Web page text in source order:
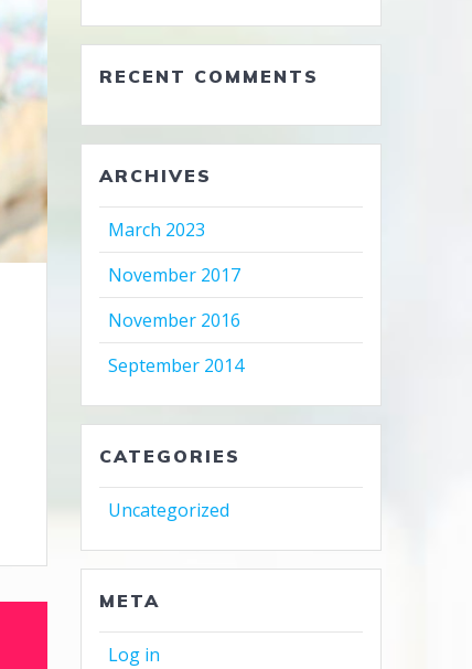
RECENT COMMENTS
ARCHIVES
March 2023
November 2017
November 2016
September 2014
CATEGORIES
Uncategorized
META
Log in